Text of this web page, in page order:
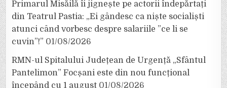
Primarul Misăilă îi jignește pe actorii îndepărtați
din Teatrul Pastia: „Ei gândesc ca niște socialiști
atunci când vorbesc despre salariile ”ce li se
cuvin”!” 01/08/2026
RMN-ul Spitalului Județean de Urgență „Sfântul
Pantelimon” Focșani este din nou funcțional
începând cu 1 august 01/08/2026